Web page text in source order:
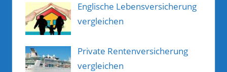
Englische Lebensversicherung
vergleichen
Private Rentenversicherung
vergleichen